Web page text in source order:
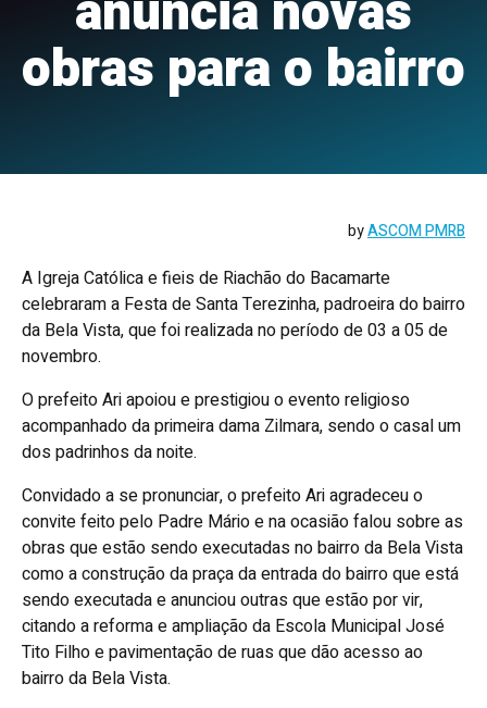
obras para o bairro
byASCOM PMRB
A Igreja Católica e fieis de Riachão do Bacamarte
celebraram a Festa de Santa Terezinha, padroeira do bairro
da Bela Vista, que foi realizada no período de 03 a 05 de
novembro.
O prefeito Ari apoiou e prestigiou o evento religioso
acompanhado da primeira dama Zilmara, sendo o casal um
dos padrinhos da noite.
Convidado a se pronunciar, o prefeito Ari agradeceu o
convite feito pelo Padre Mário e na ocasião falou sobre as
obras que estão sendo executadas no bairro da Bela Vista
como a construção da praça da entrada do bairro que está
sendo executada e anunciou outras que estão por vir,
citando a reforma e ampliação da Escola Municipal José
Tito Filho e pavimentação de ruas que dão acesso ao
bairro da Bela Vista.